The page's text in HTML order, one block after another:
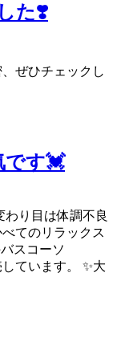
た❣️
ぜひチェックし
す💓
り目は体調不良
てのリラックス
スコーソ
ています。 ✨大